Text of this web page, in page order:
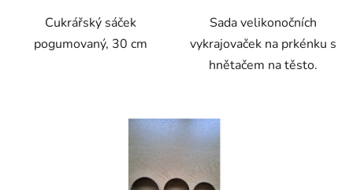
hvězdiček.
Cukrářský sáček
pogumovaný, 30 cm
Sada velikonočních
vykrajovaček na prkénku s
hnětačem na těsto.